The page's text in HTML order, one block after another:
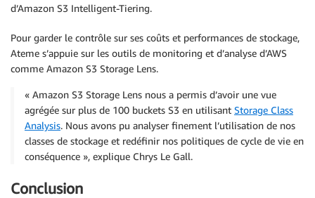
d’Amazon S3 Intelligent-Tiering.
Pour garder le contrôle sur ses coûts et performances de stockage,
Ateme s’appuie sur les outils de monitoring et d’analyse d’AWS
comme Amazon S3 Storage Lens.
« Amazon S3 Storage Lens nous a permis d’avoir une vue
agrégée sur plus de 100 buckets S3 en utilisant Storage Class
Analysis. Nous avons pu analyser finement l’utilisation de nos
classes de stockage et redéfinir nos politiques de cycle de vie en
conséquence », explique Chrys Le Gall.
Conclusion